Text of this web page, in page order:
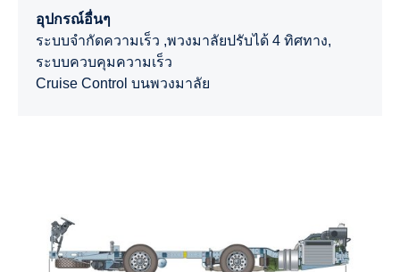
อุปกรณ์อื่นๆ
ระบบจำกัดความเร็ว ,พวงมาลัยปรับได้ 4 ทิศทาง,
ระบบควบคุมความเร็ว
Cruise Control บนพวงมาลัย